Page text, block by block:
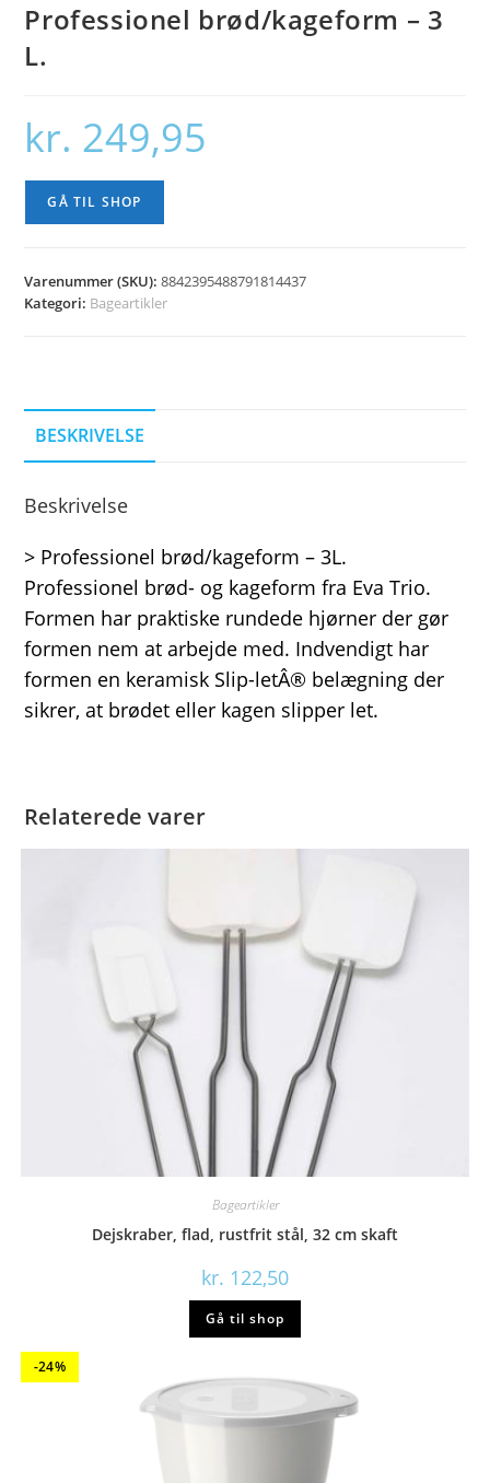
Professionel brød/kageform – 3
L.
kr. 249,95
GÅ TIL SHOP
Varenummer (SKU):8842395488791814437
Kategori: Bageartikler
BESKRIVELSE
Beskrivelse
> Professionel brød/kageform – 3L.
Professionel brød- og kageform fra Eva Trio.
Formen har praktiske rundede hjørner der gør
formen nem at arbejde med. Indvendigt har
formen en keramisk Slip-letÂ® belægning der
sikrer, at brødet eller kagen slipper let.
Relaterede varer
Bageartikler
Dejskraber, flad, rustfrit stål, 32 cm skaft
kr. 122,50
Gå til shop
-24%